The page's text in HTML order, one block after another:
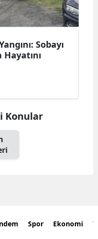
Sobayı
Konular
Spor Ekonomi